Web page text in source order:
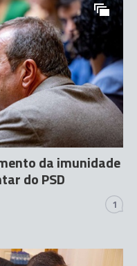
da imunidade
do PSD
1